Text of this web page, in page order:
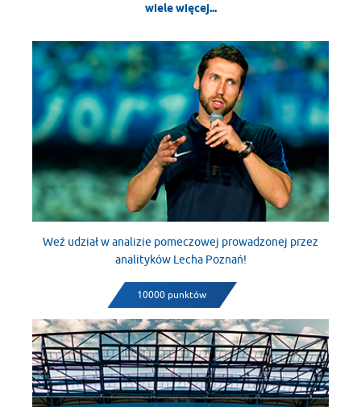
wiele więcej...
Weź udział w analizie pomeczowej prowadzonej przez
analityków Lecha Poznań!
10000 punktów